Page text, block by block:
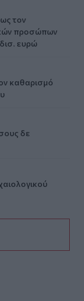
τον
προσώπων
ευρώ
καθαρισμό
δε